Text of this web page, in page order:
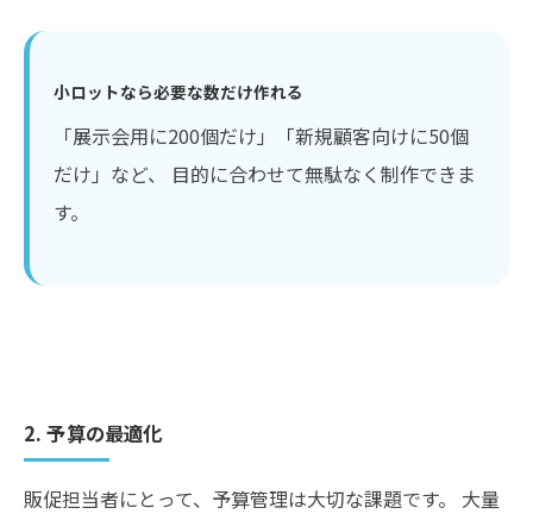
小ロットなら必要な数だけ作れる
「展示会用に200個だけ」「新規顧客向けに50個
だけ」など、 目的に合わせて無駄なく制作できま
す。
2. 予算の最適化
販促担当者にとって、予算管理は大切な課題です。 大量